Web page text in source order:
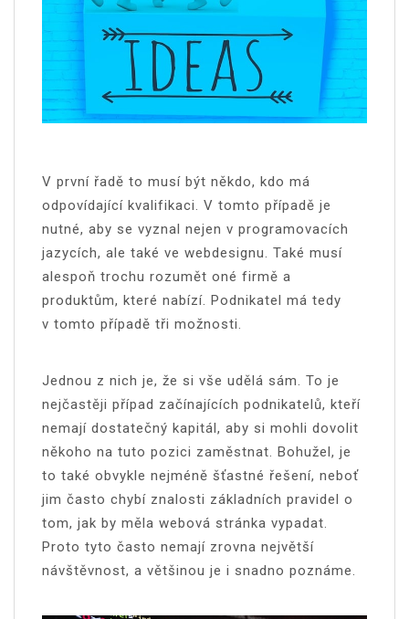
V první řadě to musí být někdo, kdo má
odpovídající kvalifikaci. V tomto případě je
nutné, aby se vyznal nejen v programovacích
jazycích, ale také ve webdesignu. Také musí
alespoň trochu rozumět oné firmě a
produktům, které nabízí. Podnikatel má tedy
v tomto případě tři možnosti.
Jednou z nich je, že si vše udělá sám. To je
nejčastěji případ začínajících podnikatelů, kteří
nemají dostatečný kapitál, aby si mohli dovolit
někoho na tuto pozici zaměstnat. Bohužel, je
to také obvykle nejméně šťastné řešení, neboť
jim často chybí znalosti základních pravidel o
tom, jak by měla webová stránka vypadat.
Proto tyto často nemají zrovna největší
návštěvnost, a většinou je i snadno poznáme.